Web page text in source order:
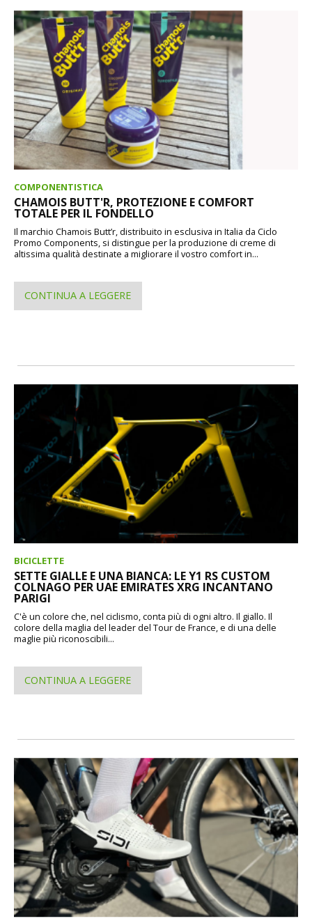
COMPONENTISTICA
CHAMOIS BUTT'R, PROTEZIONE E COMFORT
TOTALE PER IL FONDELLO
Il marchio Chamois Butt’r, distribuito in esclusiva in Italia da Ciclo
Promo Components, si distingue per la produzione di creme di
altissima qualità destinate a migliorare il vostro comfort in...
CONTINUA A LEGGERE
BICICLETTE
SETTE GIALLE E UNA BIANCA: LE Y1 RS CUSTOM
COLNAGO PER UAE EMIRATES XRG INCANTANO
PARIGI
C'è un colore che, nel ciclismo, conta più di ogni altro. Il giallo. Il
colore della maglia del leader del Tour de France, e di una delle
maglie più riconoscibili...
CONTINUA A LEGGERE